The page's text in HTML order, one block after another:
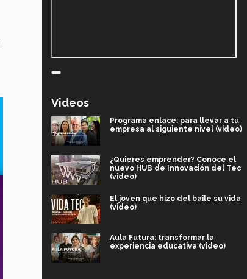
Videos
Programa enlace: para llevar a tu
empresa al siguiente nivel (video)
¿Quieres emprender? Conoce el
nuevo HUB de Innovación del Tec
(video)
El joven que hizo del baile su vida
(video)
Aula Futura: transformar la
experiencia educativa (video)